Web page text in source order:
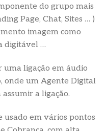
do grupo mais
Page, Chat, Sites … )
imagem como
digitável …
uma ligação em áudio
onde um Agente Digital
a ligação.
usado em vários pontos